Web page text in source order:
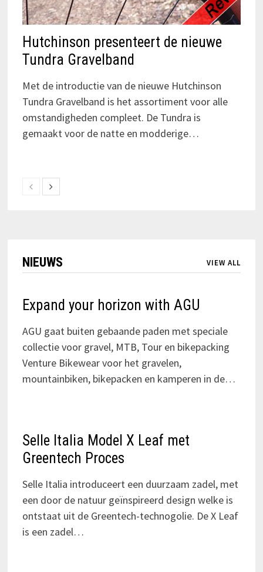
Hutchinson presenteert de nieuwe
Tundra Gravelband
Met de introductie van de nieuwe Hutchinson
Tundra Gravelband is het assortiment voor alle
omstandigheden compleet. De Tundra is
gemaakt voor de natte en modderige…
NIEUWS VIEW ALL
Expand your horizon with AGU
AGU gaat buiten gebaande paden met speciale
collectie voor gravel, MTB, Tour en bikepacking
Venture Bikewear voor het gravelen,
mountainbiken, bikepacken en kamperen in de…
Selle Italia Model X Leaf met
Greentech Proces
Selle Italia introduceert een duurzaam zadel, met
een door de natuur geïnspireerd design welke is
ontstaat uit de Greentech-technogolie. De X Leaf
is een zadel…